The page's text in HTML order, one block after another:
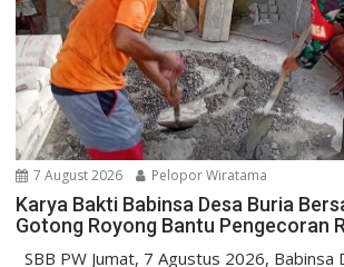
7 August 2026 Pelopor Wiratama
Karya Bakti Babinsa Desa Buria
Gotong Royong Bantu Pengecoran
SBB PW Jumat, 7 Agustus 2026, Babinsa